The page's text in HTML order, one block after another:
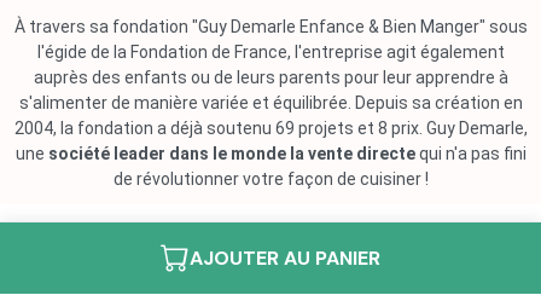
AJOUTER AU PANIER
À travers sa fondation "Guy Demarle Enfance & Bien Manger" sous
l'égide de la Fondation de France, l'entreprise agit également
auprès des enfants ou de leurs parents pour leur apprendre à
s'alimenter de manière variée et équilibrée. Depuis sa création en
2004, la fondation a déjà soutenu 69 projets et 8 prix. Guy Demarle,
une société leader dans le monde la vente directequi n'a pas fini
de révolutionner votre façon de cuisiner !